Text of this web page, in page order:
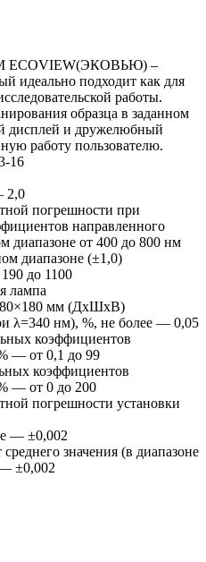
ECOVIEW(ЭКОВЬЮ) –
идеально подходит как для
работы.
образца в заданном
дисплей и дружелюбный
работу пользователю.
16
2,0
погрешности при
направленного
диапазоне от 400 до 800 нм
диапазоне (±1,0)
до 1100
лампа
мм (ДxШxВ)
λ=340 нм), %, не более — 0,05
коэффициентов
— от 0,1 до 99
коэффициентов
— от 0 до 200
погрешности установки
— ±0,002
значения (в диапазоне
±0,002